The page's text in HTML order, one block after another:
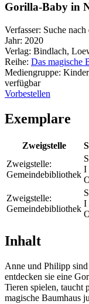
Gorilla-Baby in
Verfasser: Suche nach
Jahr: 2020
Verlag: Bindlach,
Reihe: Das magische
Mediengruppe:
verfügbar
Vorbestellen
Exemplare
Zweigstelle
Zweigstelle:
Gemeindebibliothek
I
Zweigstelle:
Gemeindebibliothek
I
Inhalt
Anne und Philipp
entdecken sie eine
Tieren spielen, taucht
magische Baumhaus